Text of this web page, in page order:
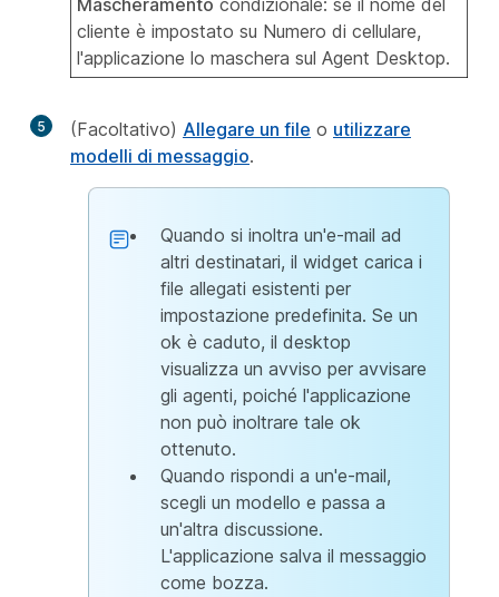
cliente è impostato su Numero di cellulare,
l'applicazione lo maschera sul Agent Desktop.
5 (Facoltativo) Allegare un file o utilizzare
modelli di messaggio.
Quando si inoltra un'e-mail ad
altri destinatari, il widget carica i
file allegati esistenti per
impostazione predefinita. Se un
ok è caduto, il desktop
visualizza un avviso per avvisare
gli agenti, poiché l'applicazione
non può inoltrare tale ok
ottenuto.
Quando rispondi a un'e-mail,
scegli un modello e passa a
un'altra discussione.
L'applicazione salva il messaggio
come bozza.